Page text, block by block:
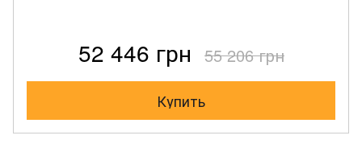
52 446 грн 55 206 грн
Купить